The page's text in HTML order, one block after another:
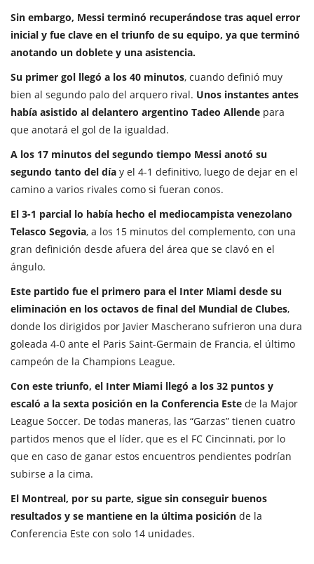
Sin embargo, Messi terminó recuperándose tras aquel error
inicial y fue clave en el triunfo de su equipo, ya que terminó
anotando un doblete y una asistencia.
Su primer gol llegó a los 40 minutos, cuando definió muy
bien al segundo palo del arquero rival. Unos instantes antes
había asistido al delantero argentino Tadeo Allende para
que anotará el gol de la igualdad.
A los 17 minutos del segundo tiempo Messi anotó su
segundo tanto del día y el 4-1 definitivo, luego de dejar en el
camino a varios rivales como si fueran conos.
El 3-1 parcial lo había hecho el mediocampista venezolano
Telasco Segovia, a los 15 minutos del complemento, con una
gran definición desde afuera del área que se clavó en el
ángulo.
Este partido fue el primero para el Inter Miami desde su
eliminación en los octavos de final del Mundial de Clubes,
donde los dirigidos por Javier Mascherano sufrieron una dura
goleada 4-0 ante el Paris Saint-Germain de Francia, el último
campeón de la Champions League.
Con este triunfo, el Inter Miami llegó a los 32 puntos y
escaló a la sexta posición en la Conferencia Este de la Major
League Soccer. De todas maneras, las “Garzas” tienen cuatro
partidos menos que el líder, que es el FC Cincinnati, por lo
que en caso de ganar estos encuentros pendientes podrían
subirse a la cima.
El Montreal, por su parte, sigue sin conseguir buenos
resultados y se mantiene en la última posición de la
Conferencia Este con solo 14 unidades.